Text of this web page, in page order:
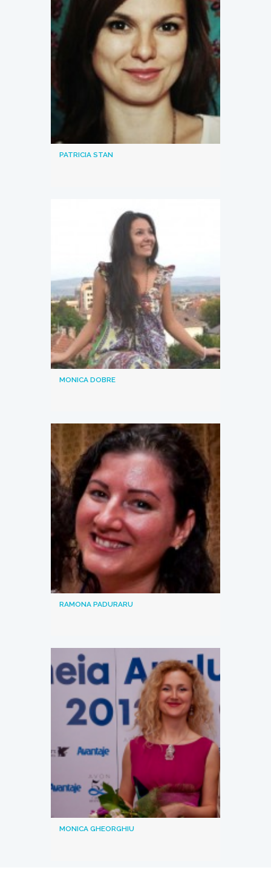
PATRICIA STAN
MONICA DOBRE
RAMONA PADURARU
MONICA GHEORGHIU